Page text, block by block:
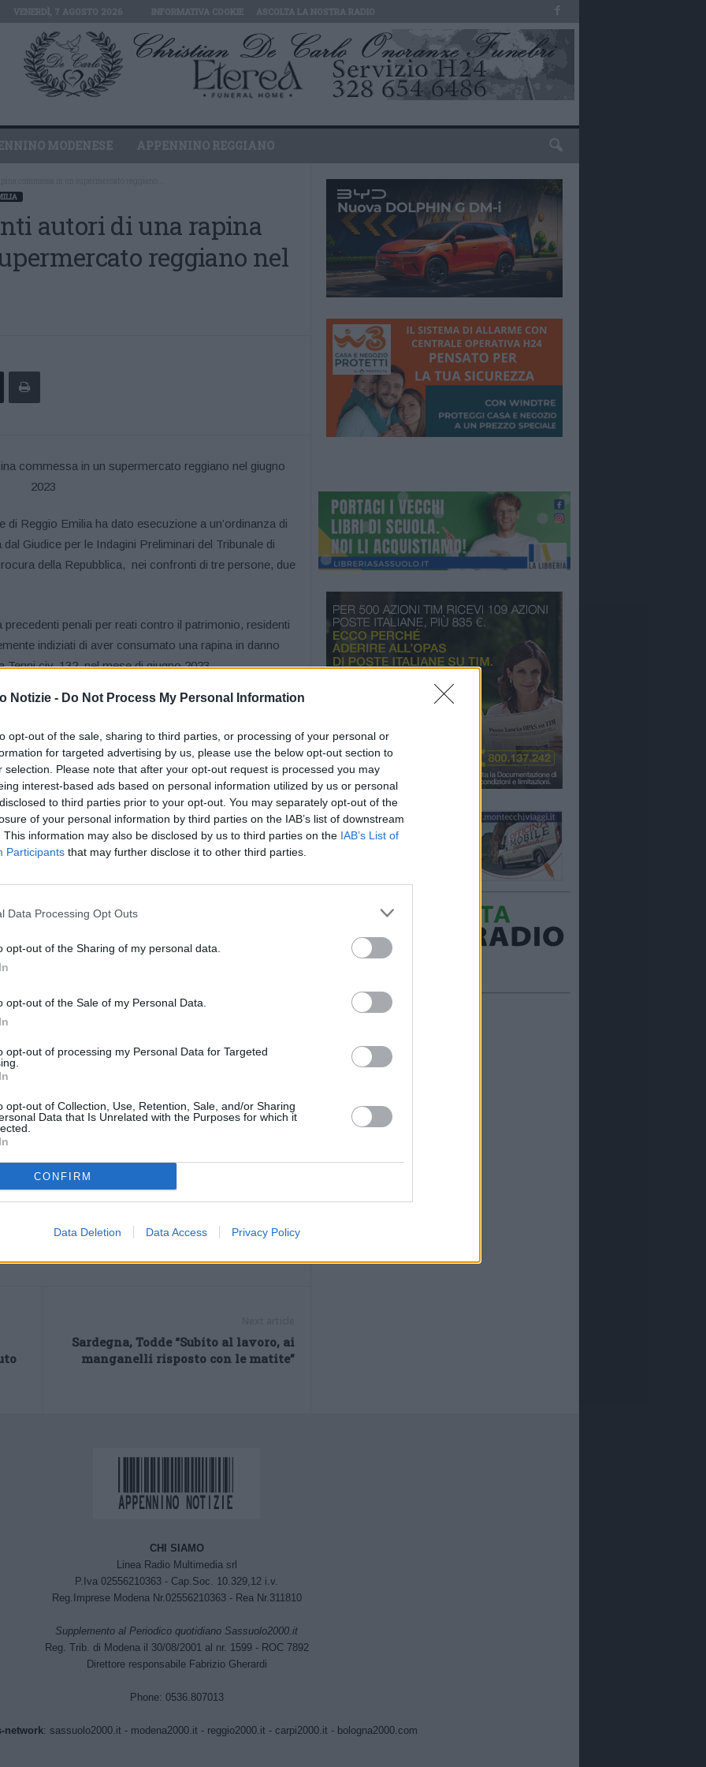
Notizie - Do Not Process My Personal Information
opt-out of the sale, sharing to third parties, or processing of your personal or
for targeted advertising by us, please use the below opt-out section to
selection. Please note that after your opt-out request is processed you may
interest-based ads based on personal information utilized by us or personal
to third parties prior to your opt-out. You may separately opt-out of the
of your personal information by third parties on the IAB’s list of downstream
This information may also be disclosed by us to third parties on the IAB’s List of
Participants that may further disclose it to other third parties.
Data Processing Opt Outs
opt-out of the Sharing of my personal data.
opt-out of the Sale of my Personal Data.
opt-out of processing my Personal Data for Targeted
opt-out of Collection, Use, Retention, Sale, and/or Sharing
Data that Is Unrelated with the Purposes for which it
CONFIRM
Data Deletion Data Access Privacy Policy
MODENESE APPENNINO REGGIANO
autori di una rapina
reggiano nel
di Reggio Emilia ha dato esecuzione a un’ordinanza di
Giudice per le Indagini Preliminari del Tribunale di
della Repubblica, nei confronti di tre persone, due
penali per reati contro il patrimonio, residenti
indiziati di aver consumato una rapina in danno
Tenni civ. 132, nel mese di giugno 2023.
due dei tre indagati sono stati rintracciati nella
della locale Squadra Mobile e sottoposti alla
alla Polizia giudiziaria. Il terzo presunto
altra misura cautelare coercitiva presso la casa
ristretto per altra causa.
Questura nelle fasi immediatamente successive alla
permesso di raccogliere gravi indizi di colpevolezza a
identificati attraverso il determinante
installati nella zona teatro dei fatti.
interni al negozio da parte della complice donna,
da passamontagna che, dietro la minaccia
dalla dipendente il fondo cassa. Dopo essersi
a bordo di un’autovettura parcheggiata poco distante,
complice ed un altro uomo posto alla guida.
una volta, la straordinaria importanza, in chiave
che restituiscano immagini di qualità idonee
Sardegna, Todde “Subito al lavoro, ai
manganelli risposto con le matite”
CHI SIAMO
Linea Radio Multimedia srl
P.Iva 02556210363 - Cap.Soc. 10.329,12 i.v.
Reg.Imprese Modena Nr.02556210363 - Rea Nr.311810
Supplemento al Periodico quotidiano Sassuolo2000.it
Reg. Trib. di Modena il 30/08/2001 al nr. 1599 - ROC 7892
Direttore responsabile Fabrizio Gherardi
Phone: 0536.807013
network: sassuolo2000.it- modena2000.it - reggio2000.it- carpi2000.it- bologna2000.com